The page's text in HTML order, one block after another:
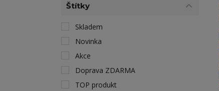
Štítky
Skladem
Novinka
Akce
Doprava ZDARMA
TOP produkt